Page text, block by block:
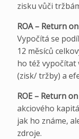
zisku vůči
ROA – Return
Vypočítá se
12 měsíců
ho též
(zisk/ tržby) a
ROE – Return
akciového
jak ho známe,
zdroje.